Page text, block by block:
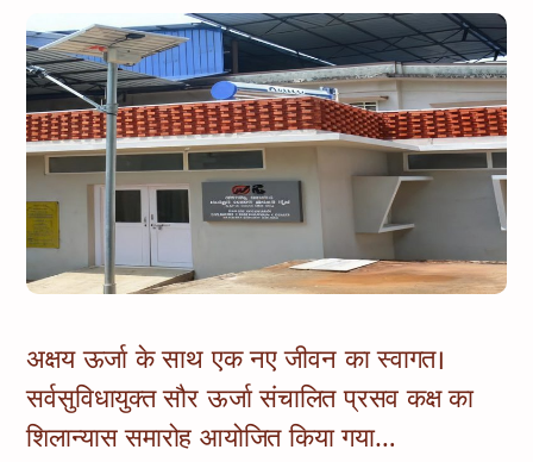
अक्षय ऊर्जा के साथ एक नए जीवन का स्वागत।
सर्वसुविधायुक्त सौर ऊर्जा संचालित प्रसव कक्ष का
शिलान्यास समारोह आयोजित किया गया…